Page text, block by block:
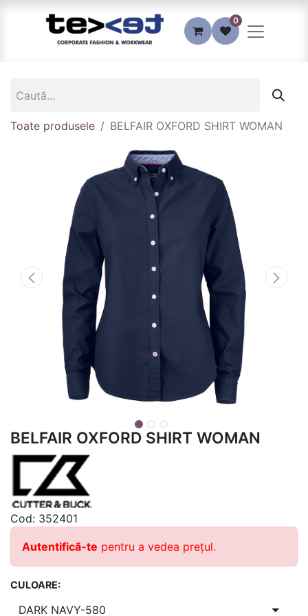
0
Toate produsele BELFAIR OXFORD SHIRT WOMAN
BELFAIR OXFORD SHIRT WOMAN
Cod: 352401
Autentifică-te pentru a vedea prețul.
CULOARE: